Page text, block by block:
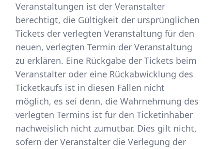
Veranstaltungen ist der Veranstalter
berechtigt, die Gültigkeit der ursprünglichen
Tickets der verlegten Veranstaltung für den
neuen, verlegten Termin der Veranstaltung
zu erklären. Eine Rückgabe der Tickets beim
Veranstalter oder eine Rückabwicklung des
Ticketkaufs ist in diesen Fällen nicht
möglich, es sei denn, die Wahrnehmung des
verlegten Termins ist für den Ticketinhaber
nachweislich nicht zumutbar. Dies gilt nicht,
sofern der Veranstalter die Verlegung der